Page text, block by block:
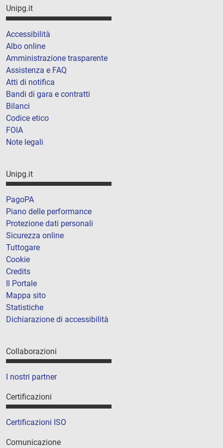
Unipg.it
Accessibilità
Albo online
Amministrazione trasparente
Assistenza e FAQ
Atti di notifica
Bandi di gara e contratti
Bilanci
Codice etico
FOIA
Note legali
Unipg.it
PagoPA
Piano delle performance
Protezione dati personali
Sicurezza online
Tuttogare
Cookie
Credits
Il Portale
Mappa sito
Statistiche
Dichiarazione di accessibilità
Collaborazioni
I nostri partner
Certificazioni
Certificazioni ISO
Comunicazione